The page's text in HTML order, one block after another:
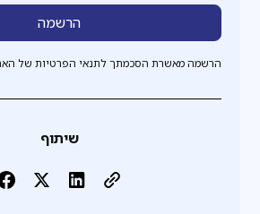
הרשמה מאשרת הסכמתך לתנאי הפרטיות של
שיתוף